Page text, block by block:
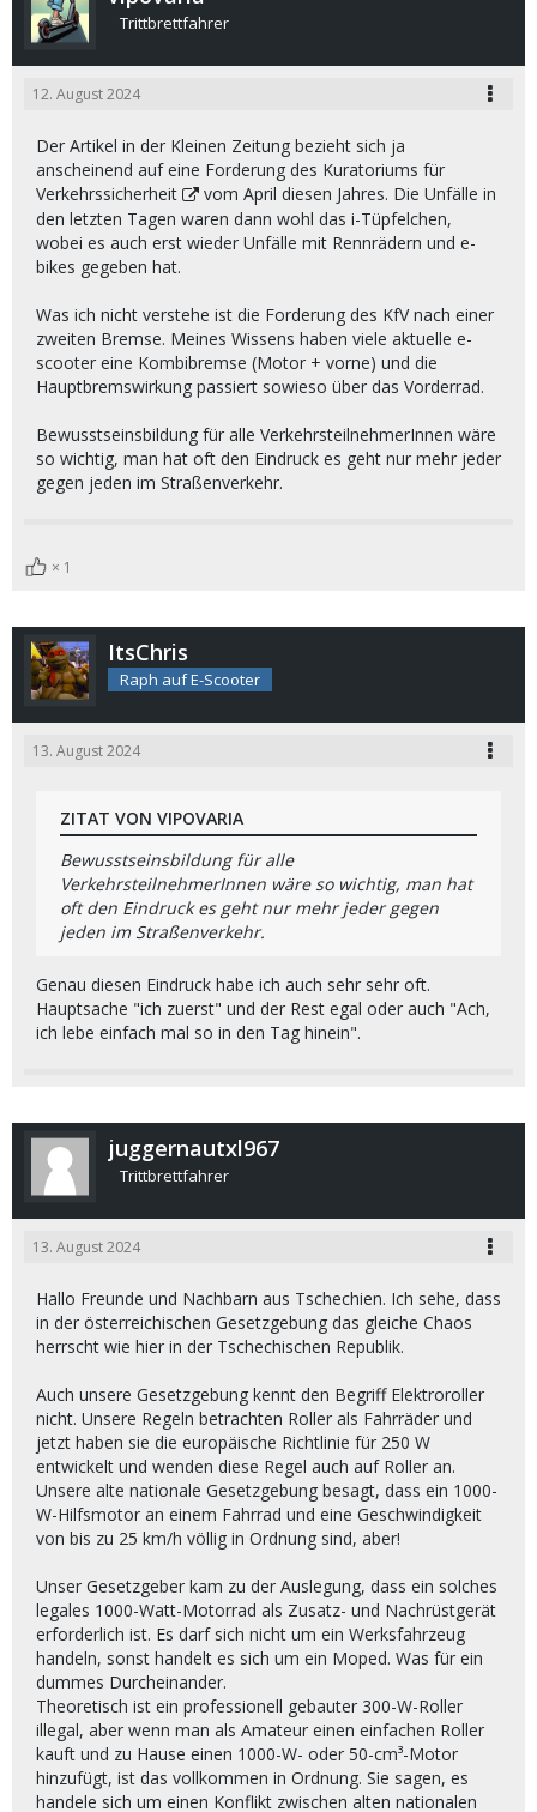
Trittbrettfahrer
12. August 2024
Der Artikel in der Kleinen Zeitung bezieht sich ja
anscheinend auf eine Forderung des Kuratoriums für
Verkehrssicherheit
vom April diesen Jahres. Die Unfälle in
den letzten Tagen waren dann wohl das i-Tüpfelchen,
wobei es auch erst wieder Unfälle mit Rennrädern und e-
bikes gegeben hat.
Was ich nicht verstehe ist die Forderung des KfV nach einer
zweiten Bremse. Meines Wissens haben viele aktuelle e-
scooter eine Kombibremse (Motor + vorne) und die
Hauptbremswirkung passiert sowieso über das Vorderrad.
Bewusstseinsbildung für alle VerkehrsteilnehmerInnen wäre
so wichtig, man hat oft den Eindruck es geht nur mehr jeder
gegen jeden im Straßenverkehr.
1
ItsChris
Raph auf E-Scooter
13. August 2024
ZITAT VON VIPOVARIA
Bewusstseinsbildung für alle
VerkehrsteilnehmerInnen wäre so wichtig, man hat
oft den Eindruck es geht nur mehr jeder gegen
jeden im Straßenverkehr.
Genau diesen Eindruck habe ich auch sehr sehr oft.
Hauptsache "ich zuerst" und der Rest egal oder auch "Ach,
ich lebe einfach mal so in den Tag hinein".
juggernautxl967
Trittbrettfahrer
13. August 2024
Hallo Freunde und Nachbarn aus Tschechien. Ich sehe, dass
in der österreichischen Gesetzgebung das gleiche Chaos
herrscht wie hier in der Tschechischen Republik.
Auch unsere Gesetzgebung kennt den Begriff Elektroroller
nicht. Unsere Regeln betrachten Roller als Fahrräder und
jetzt haben sie die europäische Richtlinie für 250 W
entwickelt und wenden diese Regel auch auf Roller an.
Unsere alte nationale Gesetzgebung besagt, dass ein 1000-
W-Hilfsmotor an einem Fahrrad und eine Geschwindigkeit
von bis zu 25 km/h völlig in Ordnung sind, aber!
Unser Gesetzgeber kam zu der Auslegung, dass ein solches
legales 1000-Watt-Motorrad als Zusatz- und Nachrüstgerät
erforderlich ist. Es darf sich nicht um ein Werksfahrzeug
handeln, sonst handelt es sich um ein Moped. Was für ein
dummes Durcheinander.
Theoretisch ist ein professionell gebauter 300-W-Roller
illegal, aber wenn man als Amateur einen einfachen Roller
kauft und zu Hause einen 1000-W- oder 50-cm³-Motor
hinzufügt, ist das vollkommen in Ordnung. Sie sagen, es
handele sich um einen Konflikt zwischen alten nationalen